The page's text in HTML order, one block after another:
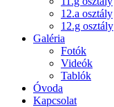
12.a osztály
12.g osztály
Galéria
Fotók
Videók
Tablók
Óvoda
Kapcsolat